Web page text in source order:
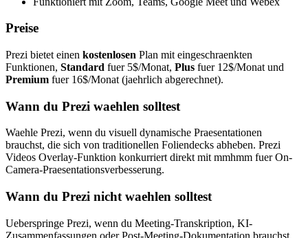
Preise
Prezi bietet einen kostenlosen Plan mit eingeschraenkten
Funktionen, Standard fuer 5$/Monat, Plus fuer 12$/Monat und
Premium fuer 16$/Monat (jaehrlich abgerechnet).
Wann du Prezi waehlen solltest
Waehle Prezi, wenn du visuell dynamische Praesentationen
brauchst, die sich von traditionellen Foliendecks abheben. Prezi
Videos Overlay-Funktion konkurriert direkt mit mmhmm fuer On-
Camera-Praesentationsverbesserung.
Wann du Prezi nicht waehlen solltest
Ueberspringe Prezi, wenn du Meeting-Transkription, KI-
Zusammenfassungen oder Post-Meeting-Dokumentation brauchst.